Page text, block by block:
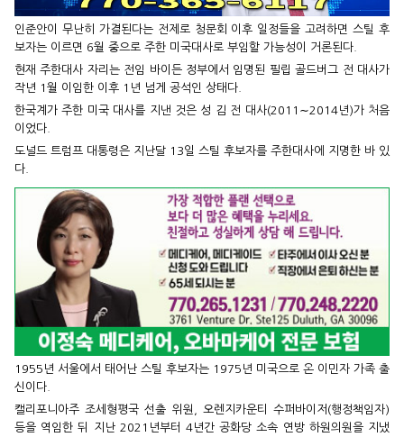
인준안이 무난히 가결된다는 전제로 청문회 이후 일정들을 고려하면 스틸 후
보자는 이르면 6월 중으로 주한 미국대사로 부임할 가능성이 거론된다.
현재 주한대사 자리는 전임 바이든 정부에서 임명된 필립 골드버그 전 대사가
작년 1월 이임한 이후 1년 넘게 공석인 상태다.
한국계가 주한 미국 대사를 지낸 것은 성 김 전 대사(2011∼2014년)가 처음
이었다.
도널드 트럼프 대통령은 지난달 13일 스틸 후보자를 주한대사에 지명한 바 있
다.
1955년 서울에서 태어난 스틸 후보자는 1975년 미국으로 온 이민자 가족 출
신이다.
캘리포니아주 조세형평국 선출 위원, 오렌지카운티 수퍼바이저(행정책임자)
등을 역임한 뒤 지난 2021년부터 4년간 공화당 소속 연방 하원의원을 지냈